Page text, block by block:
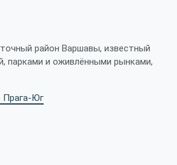
район Варшавы, известный
парками и оживлёнными рынками,
Прага-Юг